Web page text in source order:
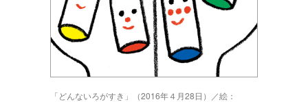
「どんないろがすき」（2016年４月28日）／絵：